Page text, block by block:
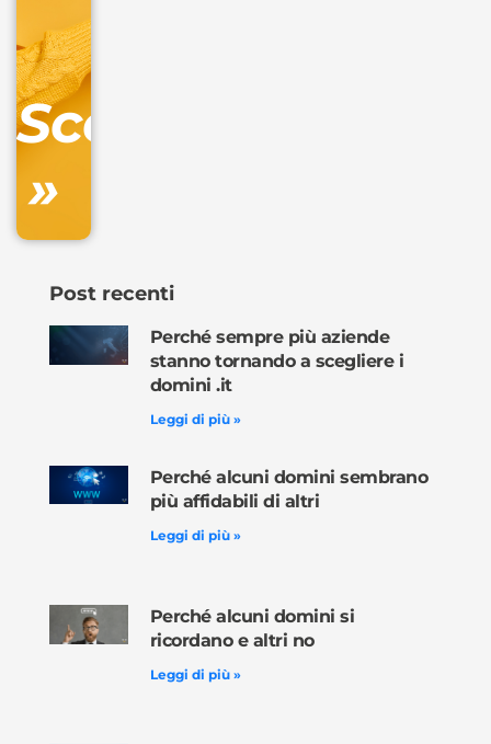
Scopri
»
Post recenti
Perché sempre più aziende
stanno tornando a scegliere i
domini .it
Leggi di più »
Perché alcuni domini sembrano
più affidabili di altri
Leggi di più »
Perché alcuni domini si
ricordano e altri no
Leggi di più »